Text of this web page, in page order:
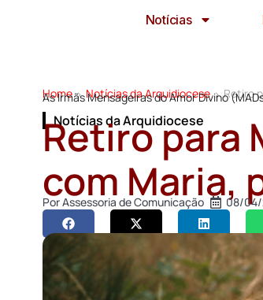
Notícias
Home > Notícias da Arquidiocese > Retiro
As Irmãs Mensageiras do Amor Divino
Notícias da Arquidiocese
Retiro para
com Maria,
PorAssessoria de Comunicação 08/